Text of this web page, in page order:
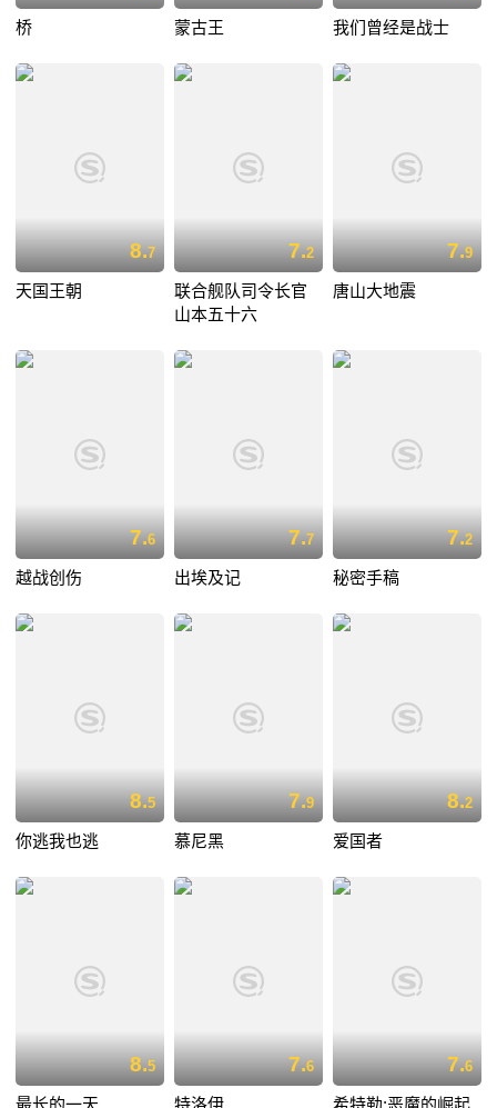
桥 蒙古王 我们曾经是战士
8.7
天国王朝
7.2
联合舰队司令长官
山本五十六
7.9
唐山大地震
7.6
越战创伤
7.7
出埃及记
7.2
秘密手稿
8.5
你逃我也逃
7.9
慕尼黑
8.2
爱国者
8.5 7.6 7.6